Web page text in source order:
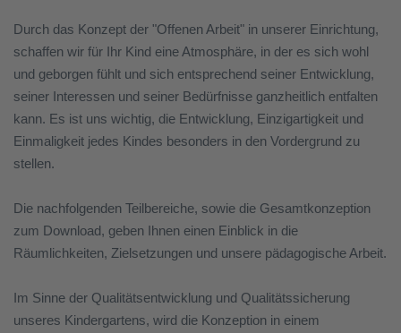
Durch das Konzept der "Offenen Arbeit" in unserer Einrichtung,
schaffen wir für Ihr Kind eine Atmosphäre, in der es sich wohl
und geborgen fühlt und sich entsprechend seiner Entwicklung,
seiner Interessen und seiner Bedürfnisse ganzheitlich entfalten
kann. Es ist uns wichtig, die Entwicklung, Einzigartigkeit und
Einmaligkeit jedes Kindes besonders in den Vordergrund zu
stellen.
Die nachfolgenden Teilbereiche, sowie die Gesamtkonzeption
zum Download, geben Ihnen einen Einblick in die
Räumlichkeiten, Zielsetzungen und unsere pädagogische Arbeit.
Im Sinne der Qualitätsentwicklung und Qualitätssicherung
unseres Kindergartens, wird die Konzeption in einem